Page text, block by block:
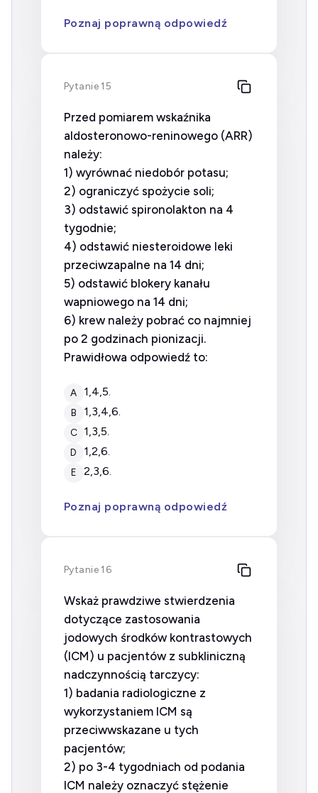
Poznaj poprawną odpowiedź
Pytanie 15
Przed pomiarem wskaźnika
aldosteronowo-reninowego (ARR)
należy:
1) wyrównać niedobór potasu;
2) ograniczyć spożycie soli;
3) odstawić spironolakton na 4
tygodnie;
4) odstawić niesteroidowe leki
przeciwzapalne na 14 dni;
5) odstawić blokery kanału
wapniowego na 14 dni;
6) krew należy pobrać co najmniej
po 2 godzinach pionizacji.
Prawidłowa odpowiedź to:
A 1,4,5.
B 1,3,4,6.
C 1,3,5.
D 1,2,6.
E 2,3,6.
Poznaj poprawną odpowiedź
Pytanie 16
Wskaż prawdziwe stwierdzenia
dotyczące zastosowania
jodowych środków kontrastowych
(ICM) u pacjentów z subkliniczną
nadczynnością tarczycy:
1) badania radiologiczne z
wykorzystaniem ICM są
przeciwwskazane u tych
pacjentów;
2) po 3-4 tygodniach od podania
ICM należy oznaczyć stężenie